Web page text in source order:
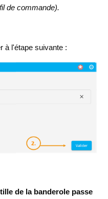
de commande).
à l'étape suivante :
de la banderole passe